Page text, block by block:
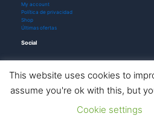
My account
Política de privacidad
Shop
Últimas ofertas
Social
Todos los derechos © 2026
This website uses cookies to
assume you're ok with this, but
Cookie settings